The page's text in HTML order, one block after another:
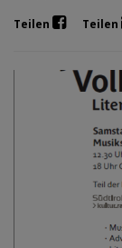
Teilen Teilen